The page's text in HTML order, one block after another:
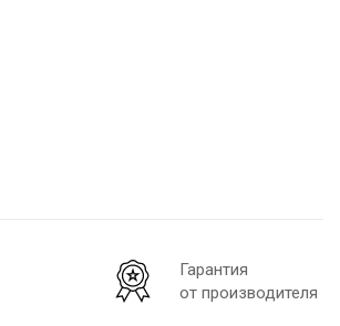
Гарантия
от производителя